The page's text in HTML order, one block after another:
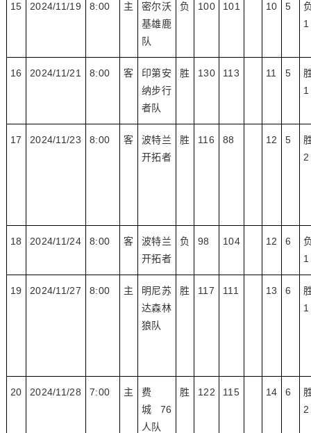
15 2024/11/19 8:00 主
密尔沃
基雄鹿
队
负 100 101 10 5
1
16 2024/11/21 8:00 客
印第安
纳步行
者队
胜 130 113 11 5
1
17 2024/11/23 8:00 客
波特兰
开拓者
胜 116 88 12 5
2
18 2024/11/24 8:00 客
波特兰
开拓者
负 98 104 12 6
1
19 2024/11/27 8:00 主
明尼苏
达森林
狼队
胜 117 111 13 6
1
20 2024/11/28 7:00 主
费
城 76
人队
胜 122 115 14 6
2